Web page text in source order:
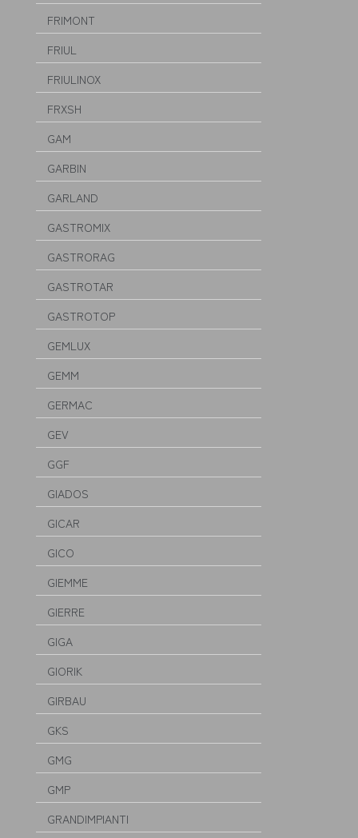
FRIMONT
FRIUL
FRIULINOX
FRXSH
GAM
GARBIN
GARLAND
GASTROMIX
GASTRORAG
GASTROTAR
GASTROTOP
GEMLUX
GEMM
GERMAC
GEV
GGF
GIADOS
GICAR
GICO
GIEMME
GIERRE
GIGA
GIORIK
GIRBAU
GKS
GMG
GMP
GRANDIMPIANTI